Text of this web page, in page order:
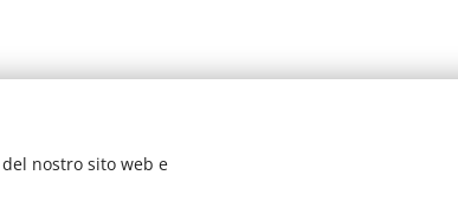
nostro sito web e